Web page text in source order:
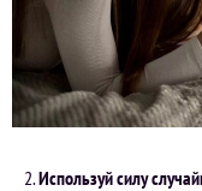
Используй силу